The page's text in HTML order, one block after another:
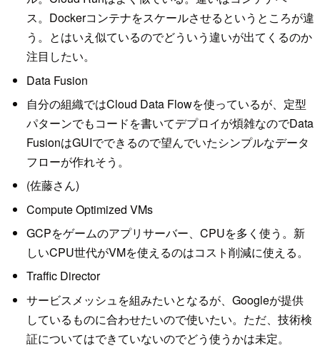
ス。Dockerコンテナをスケールさせるというところが違
う。とはいえ似ているのでどういう違いが出てくるのか
注目したい。
Data Fusion
自分の組織ではCloud Data Flowを使っているが、定型
パターンでもコードを書いてデプロイが煩雑なのでData
FusionはGUIでできるので望んでいたシンプルなデータ
フローが作れそう。
(佐藤さん)
Compute Optimized VMs
GCPをゲームのアプリサーバー、CPUを多く使う。新
しいCPU世代がVMを使えるのはコスト削減に使える。
Traffic Director
サービスメッシュを組みたいとなるが、Googleが提供
しているものに合わせたいので使いたい。ただ、技術検
証についてはできていないのでどう使うかは未定。